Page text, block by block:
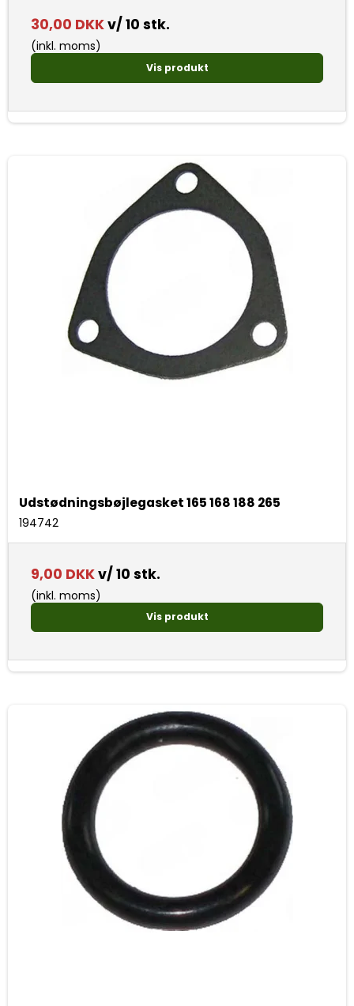
30,00 DKKv/ 10 stk.
(inkl. moms)
Vis produkt
Udstødningsbøjlegasket 165 168 188 265
194742
9,00 DKKv/ 10 stk.
(inkl. moms)
Vis produkt